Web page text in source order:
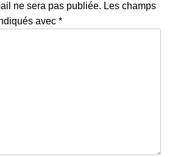
ne sera pas publiée. Les champs
avec *